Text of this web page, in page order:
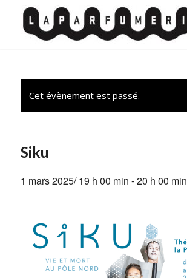
Cet évènement est passé.
Siku
1 mars 2025/ 19 h 00 min -20 h 00 min